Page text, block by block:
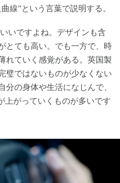
線”という言葉で説明する。
いですよね。デザインも含
とても高い。でも一方で、時
れていく感覚がある。英国製
璧ではないものが少なくない
分の身体や生活になじんで、
上がっていくものが多いです